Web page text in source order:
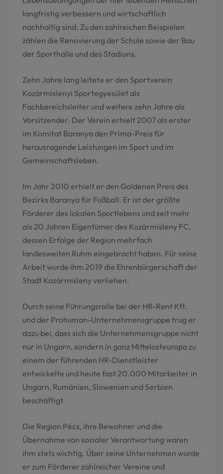
langfristig verbessern und wirtschaftlich
nachhaltig sind. Zu den zahlreichen Beispielen
zählen die Renovierung der Schule sowie der Bau
der Sporthalle und des Stadions.
Zehn Jahre lang leitete er den Sportverein
Kozármislenyi Sportegyesület als
Fachbereichsleiter und weitere zehn Jahre als
Vorsitzender. Der Verein erhielt 2007 als erster
im Komitat Baranya den Príma-Preis für
herausragende Leistungen im Sport und im
Gemeinschaftsleben.
Im Jahr 2010 erhielt er den Goldenen Preis des
Bezirks Baranya für Fußball. Er ist der größte
Förderer des lokalen Sportlebens und seit mehr
als 20 Jahren Eigentümer des Kozármisleny FC,
dessen Erfolge der Region mehrfach
landesweiten Ruhm eingebracht haben. Für seine
Arbeit wurde ihm 2019 die Ehrenbürgerschaft der
Stadt Kozármisleny verliehen.
Durch seine Führungsrolle bei der HR-Rent Kft.
und der Prohuman-Unternehmensgruppe trug er
dazu bei, dass sich die Unternehmensgruppe nicht
nur in Ungarn, sondern in ganz Mittelosteuropa zu
einem der führenden HR-Dienstleister
entwickelte und heute fast 20.000 Mitarbeiter in
Ungarn, Rumänien, Slowenien und Serbien
beschäftigt.
Die Region Pécs, ihre Bewohner und die
Übernahme von sozialer Verantwortung waren
ihm stets wichtig. Über seine Unternehmen wurde
er zum Förderer zahlreicher Vereine und